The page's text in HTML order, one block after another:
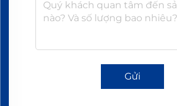
Gửi